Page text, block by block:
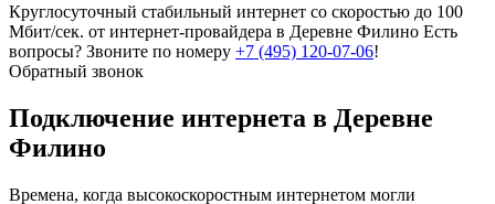
Круглосуточный стабильный интернет со скоростью до 100
Мбит/сек. от интернет-провайдера в Деревне Филино Есть
вопросы? Звоните по номеру +7 (495) 120-07-06!
Обратный звонок
Подключение интернета в Деревне
Филино
Времена, когда высокоскоростным интернетом могли